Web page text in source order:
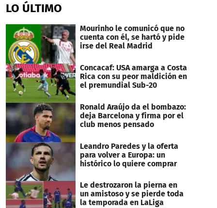
LO ÚLTIMO
Mourinho le comunicó que no
cuenta con él, se hartó y pide
irse del Real Madrid
Concacaf: USA amarga a Costa
Rica con su peor maldición en
el premundial Sub-20
Ronald Araújo da el bombazo:
deja Barcelona y firma por el
club menos pensado
Leandro Paredes y la oferta
para volver a Europa: un
histórico lo quiere comprar
Le destrozaron la pierna en
un amistoso y se pierde toda
la temporada en LaLiga